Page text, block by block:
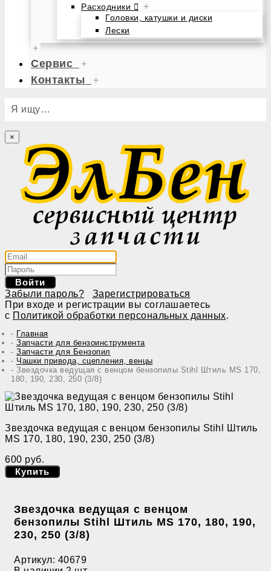
Расходники
+
Головки, катушки и диски
Лески
+
Сервис +
Контакты +
Я ищу…
×
Войти
Забыли пароль?
Зарегистрироваться
При входе и регистрации вы соглашаетесь
с Политикой обработки персональных данных.
Главная
Запчасти для бензоинструмента
Запчасти для Бензопил
Чашки привода, сцепления, венцы
Звездочка ведущая с венцом бензопилы Stihl Штиль MS 170,
180, 190, 230, 250 (3/8)
Звездочка ведущая с венцом бензопилы Stihl Штиль
MS 170, 180, 190, 230, 250 (3/8)
600 руб.
Купить
Звездочка ведущая с венцом
бензопилы Stihl Штиль MS 170, 180, 190,
230, 250 (3/8)
Артикул: 40679